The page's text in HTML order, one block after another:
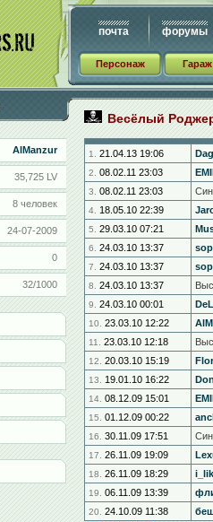
почта форумы
Персонаж Гараж
AlManzur
35,725 LV
8 человек
24-07-2009
0
32/1000
Весёлый
1. 21.04.13 19:06
2. 08.02.11 23:03
3. 08.02.11 23:03
4. 18.05.10 22:39
5. 29.03.10 07:21
6. 24.03.10 13:37
7. 24.03.10 13:37
8. 24.03.10 13:37
9. 24.03.10 00:01
10. 23.03.10 12:22
11. 23.03.10 12:18
12. 20.03.10 15:19
13. 19.01.10 16:22
14. 08.12.09 15:01
15. 01.12.09 00:22
16. 30.11.09 17:51
17. 26.11.09 19:09
18. 26.11.09 18:29
19. 06.11.09 13:39
20. 24.10.09 11:38